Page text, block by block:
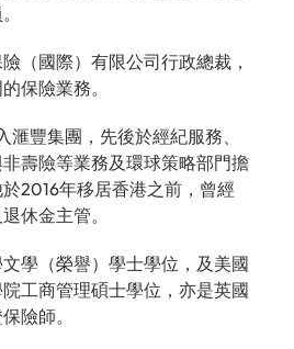
（國際）有限公司行政總裁，
保險業務。
豐集團，先後於經紀服務、
壽險等業務及環球策略部門擔
2016年移居香港之前，曾經
休金主管。
學（榮譽）學士學位，及美國
工商管理碩士學位，亦是英國
險師。